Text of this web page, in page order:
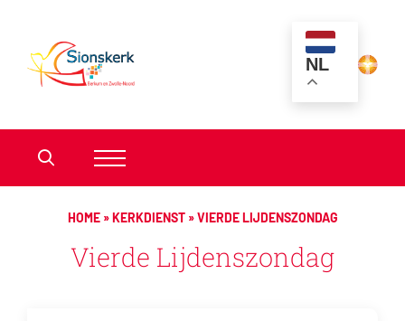
NL
HOME»KERKDIENST»VIERDE LIJDENSZONDAG
Vierde Lijdenszondag